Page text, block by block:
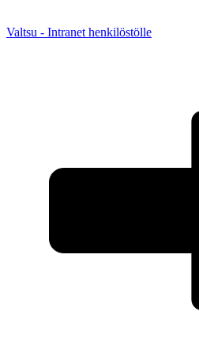
Valtsu - Intranet henkilöstölle